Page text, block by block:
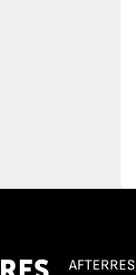
AFTERRES